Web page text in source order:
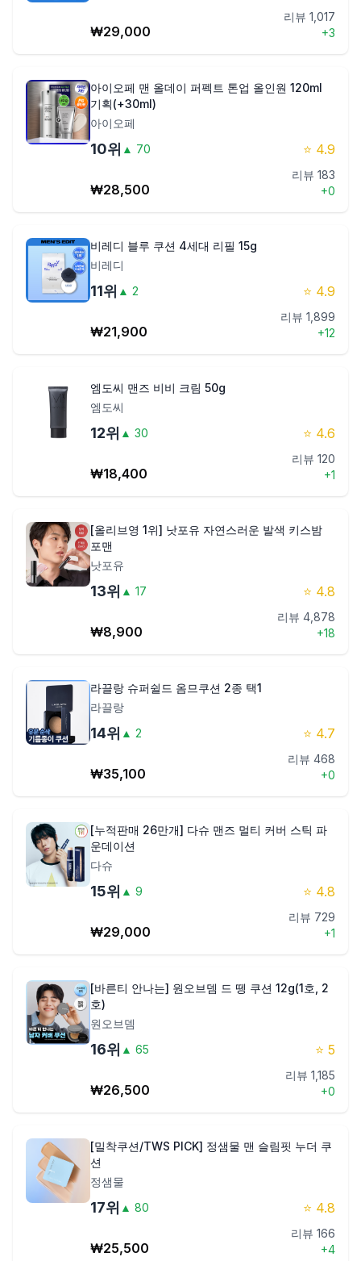
₩29,000
리뷰 1,017
+3
아이오페 맨 올데이 퍼펙트 톤업 올인원 120ml
기획(+30ml)
아이오페
10위 ▲ 70 ⭐ 4.9
₩28,500
리뷰 183
+0
비레디 블루 쿠션 4세대 리필 15g
비레디
11위 ▲ 2 ⭐ 4.9
₩21,900
리뷰 1,899
+12
엠도씨 맨즈 비비 크림 50g
엠도씨
12위 ▲ 30 ⭐ 4.6
₩18,400
리뷰 120
+1
[올리브영 1위] 낫포유 자연스러운 발색 키스밤
포맨
낫포유
13위 ▲ 17 ⭐ 4.8
₩8,900
리뷰 4,878
+18
라끌랑 슈퍼쉴드 옴므쿠션 2종 택1
라끌랑
14위 ▲ 2 ⭐ 4.7
₩35,100
리뷰 468
+0
[누적판매 26만개] 다슈 맨즈 멀티 커버 스틱 파
운데이션
다슈
15위 ▲ 9 ⭐ 4.8
₩29,000
리뷰 729
+1
[바른티 안나는] 원오브뎀 드 뗑 쿠션 12g(1호, 2
호)
원오브뎀
16위 ▲ 65 ⭐ 5
₩26,500
리뷰 1,185
+0
[밀착쿠션/TWS PICK] 정샘물 맨 슬림핏 누더 쿠
션
정샘물
17위 ▲ 80 ⭐ 4.8
₩25,500
리뷰 166
+4